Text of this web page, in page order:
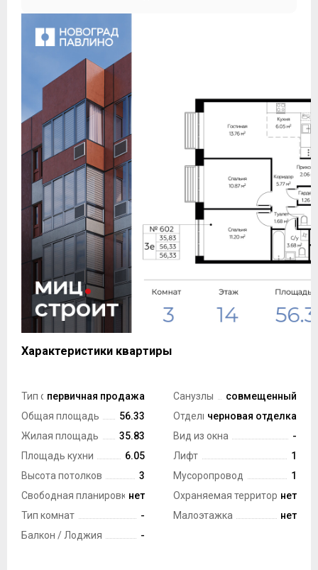
Характеристики квартиры
Тип сделкипервичная продажа
Общая площадь
56.33
Жилая площадь
35.83
Площадь кухни
6.05
Высота потолков
3
Свободная планировканет
Тип комнат
-
Балкон / Лоджия
-
Санузлы
совмещенный
Отделкачерновая отделка
Вид из окна
-
Лифт
1
Мусоропровод
1
Охраняемая территориянет
Малоэтажка
нет